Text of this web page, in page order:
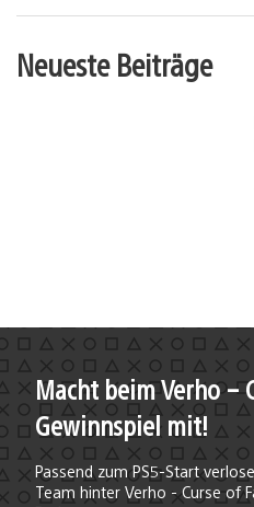
Neueste Beiträge
Macht beim Verho –
Gewinnspiel mit!
Passend zum PS5-Start
Team hinter Verho - Curse of